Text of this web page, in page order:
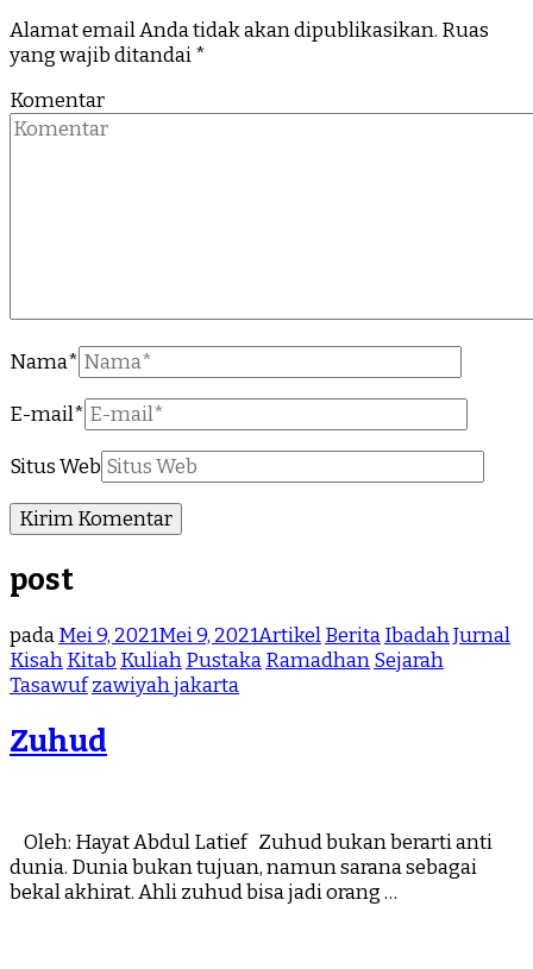
Alamat email Anda tidak akan dipublikasikan. Ruas
yang wajib ditandai*
Komentar
Nama*
E-mail*
Situs Web
post
padaMei 9, 2021Mei 9, 2021ArtikelBeritaIbadahJurnal
KisahKitab KuliahPustakaRamadhanSejarah
Tasawufzawiyah jakarta
Zuhud
Oleh: Hayat Abdul Latief Zuhud bukan berarti anti
dunia. Dunia bukan tujuan, namun sarana sebagai
bekal akhirat. Ahli zuhud bisa jadi orang …